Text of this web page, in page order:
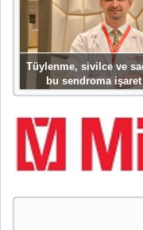
Tüylenme, sivilce ve
bu sendroma